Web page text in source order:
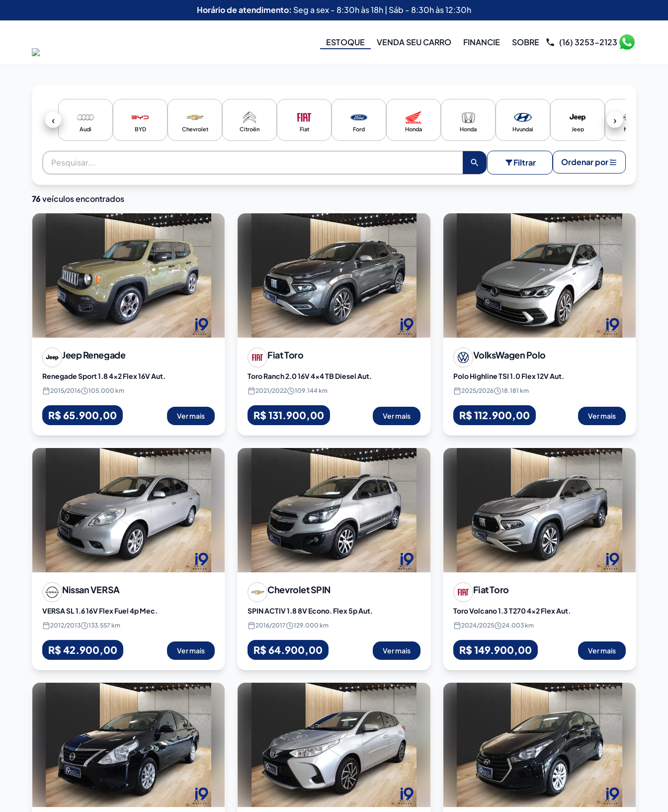
Horário de atendimento: Seg a sex - 8:30h às 18h | Sáb - 8:30h às 12:30h
ESTOQUE VENDA SEU CARRO FINANCIE SOBRE (16) 3253-2123
‹ ›
Audi BYD Chevrolet Citroën Fiat Ford Honda Honda Hyundai Jeep Nissan
Filtrar Ordenar por
76veículos encontrados
JeepRenegade
Renegade Sport 1.8 4x2 Flex 16V Aut.
2015/2016 105.000 km
R$ 65.900,00 Ver mais
FiatToro
Toro Ranch 2.0 16V 4x4 TB Diesel Aut.
2021/2022 109.144 km
R$ 131.900,00 Ver mais
VolksWagenPolo
Polo Highline TSI 1.0 Flex 12V Aut.
2025/2026 18.181 km
R$ 112.900,00 Ver mais
NissanVERSA
VERSA SL 1.6 16V Flex Fuel 4p Mec.
2012/2013 133.557 km
R$ 42.900,00 Ver mais
ChevroletSPIN
SPIN ACTIV 1.8 8V Econo. Flex 5p Aut.
2016/2017 129.000 km
R$ 64.900,00 Ver mais
FiatToro
Toro Volcano 1.3 T270 4x2 Flex Aut.
2024/2025 24.003 km
R$ 149.900,00 Ver mais